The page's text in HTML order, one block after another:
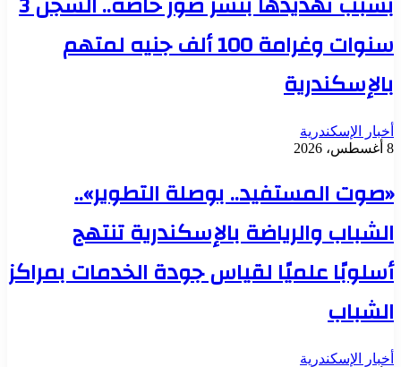
سنوات وغرامة 100 ألف جنيه لمتهم
بالإسكندرية
أخبار الإسكندرية
8 أغسطس، 2026
«صوت المستفيد.. بوصلة التطوير»..
الشباب والرياضة بالإسكندرية تنتهج
أسلوبًا علميًا لقياس جودة الخدمات بمراكز
الشباب
أخبار الإسكندرية